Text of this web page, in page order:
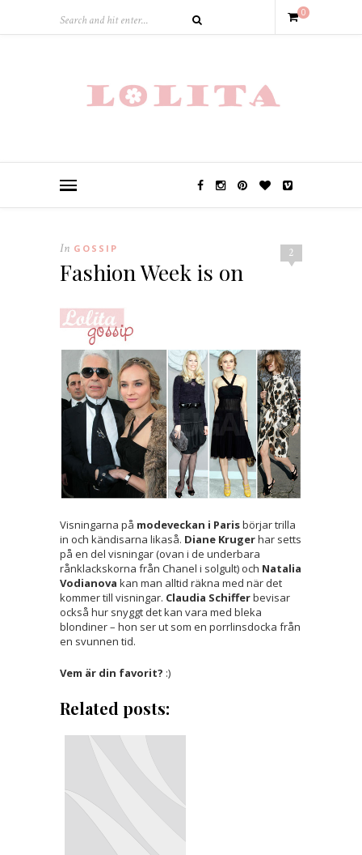
0
2
In GOSSIP
Fashion Week is on
Visningarna på modeveckan i Parisbörjar trilla
in och kändisarna likaså. Diane Krugerhar setts
på en del visningar (ovan i de underbara
rånklackskorna från Chanel i solgult) och Natalia
Vodianova kan man alltid räkna med när det
kommer till visningar. Claudia Schifferbevisar
också hur snyggt det kan vara med bleka
blondiner – hon ser ut som en porrlinsdocka från
en svunnen tid.
Vem är din favorit? :)
Related posts: